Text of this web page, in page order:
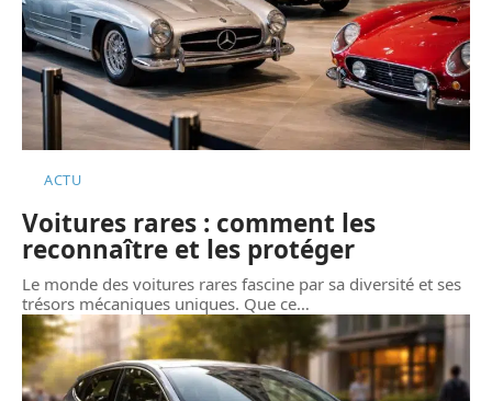
ACTU
Voitures rares : comment les
reconnaître et les protéger
Le monde des voitures rares fascine par sa diversité et ses
trésors mécaniques uniques. Que ce…